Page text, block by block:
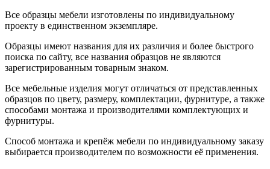
Все образцы мебели изготовлены по индивидуальному
проекту в единственном экземпляре.
Образцы имеют названия для их различия и более быстрого
поиска по сайту, все названия образцов не являются
зарегистрированным товарным знаком.
Все мебельные изделия могут отличаться от представленных
образцов по цвету, размеру, комплектации, фурнитуре, а также
способами монтажа и производителями комплектующих и
фурнитуры.
Способ монтажа и крепёж мебели по индивидуальному заказу
выбирается производителем по возможности её применения.